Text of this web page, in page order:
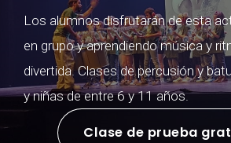
Los alumnos disfrutarán de esta
en grupo y aprendiendo música y
divertida. Clases de percusión y
y niñas de entre 6 y 11 años.
Clase de prueba